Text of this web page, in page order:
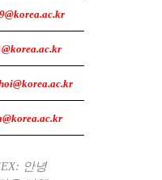
안녕